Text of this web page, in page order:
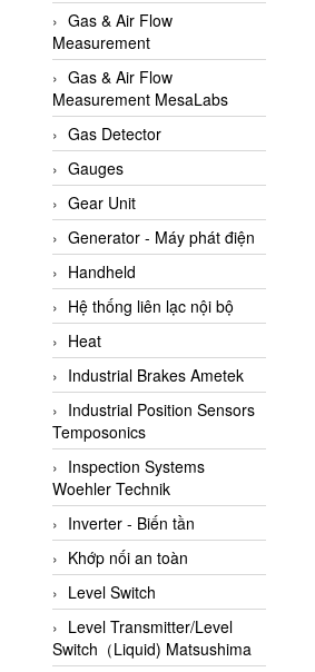
Argal
AS ENERGI
ASCO CO2
Asker
AT2E
ATC Pneumatic
ATEX System
ATI - IA
ATI (Analytical Technology
Inc)
Atos
Atrax
Auma
Autec
Auto Flow
Automatic valve
Aventics
Avproglobal
Axiomtek
AZBIL
Gas & Air Flow
Measurement
Gas & Air Flow
Measurement MesaLabs
Gas Detector
Gauges
Gear Unit
Generator - Máy phát điện
Handheld
Hệ thống liên lạc nội bộ
Heat
Industrial Brakes Ametek
Industrial Position Sensors
Temposonics
Inspection Systems
Woehler Technik
Inverter - Biến tần
Khớp nối an toàn
Level Switch
Level Transmitter/Level
Switch（Liquid) Matsushima